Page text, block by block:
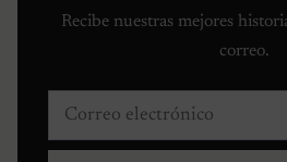
Recibe nuestras mejores
correo.
Correo electrónico